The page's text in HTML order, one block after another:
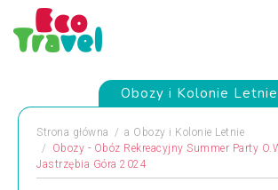
Obozy i Kolonie Letnie
Strona główna a Obozy i Kolonie Letnie
Obozy - Obóz Rekreacyjny Summer Party
Jastrzębia Góra 2024